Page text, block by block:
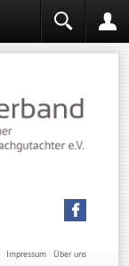
Über uns
Impressum